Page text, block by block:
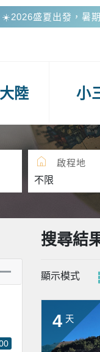
🎁 美好假期參團好評
陸 小
啟程地
搜尋結
顯示模式
4 天